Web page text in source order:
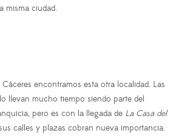
misma ciudad.
encontramos esta otra localidad. Las
llevan mucho tiempo siendo parte del
pero es con la llegada de La Casa del
calles y plazas cobran nueva importancia.